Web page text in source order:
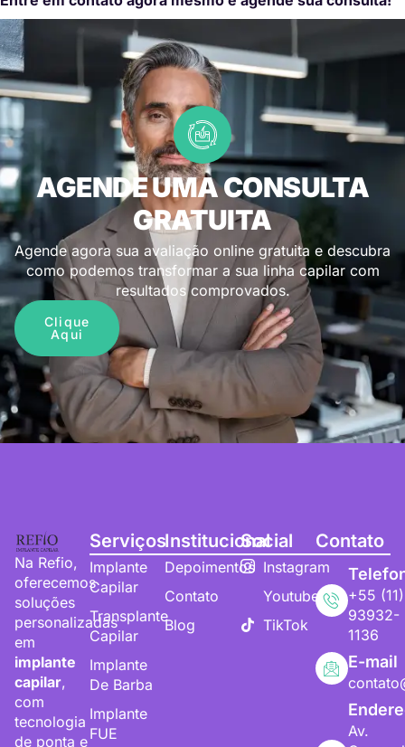
AGENDE UMA CONSULTA
GRATUITA
Agende agora sua avaliação online gratuita e descubra
como podemos transformar a sua linha capilar com
resultados comprovados.
Clique
Aqui
Na Refio,
oferecemos
soluções
personalizadas
em
implante
capilar,
com
tecnologia
de ponta e
Serviços
Implante
Capilar
Transplante
Capilar
Implante
De Barba
Implante
FUE
Institucional
Depoimentos
Contato
Blog
Social
Instagram
Youtube
TikTok
Contato
+55 (11)
93932-
1136
E-mail
Av.